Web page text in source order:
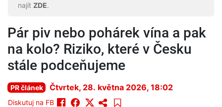
najít ZDE.
Pár piv nebo pohárek vína a pak
na kolo? Riziko, které v Česku
stále podceňujeme
PR článek Čtvrtek, 28. května 2026, 18:02
Diskutuj na FB